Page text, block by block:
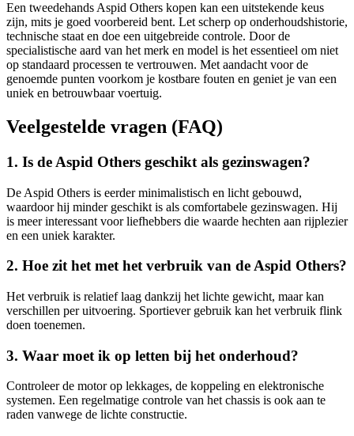
Een tweedehands Aspid Others kopen kan een uitstekende keus
zijn, mits je goed voorbereid bent. Let scherp op onderhoudshistorie,
technische staat en doe een uitgebreide controle. Door de
specialistische aard van het merk en model is het essentieel om niet
op standaard processen te vertrouwen. Met aandacht voor de
genoemde punten voorkom je kostbare fouten en geniet je van een
uniek en betrouwbaar voertuig.
Veelgestelde vragen (FAQ)
1. Is de Aspid Others geschikt als gezinswagen?
De Aspid Others is eerder minimalistisch en licht gebouwd,
waardoor hij minder geschikt is als comfortabele gezinswagen. Hij
is meer interessant voor liefhebbers die waarde hechten aan rijplezier
en een uniek karakter.
2. Hoe zit het met het verbruik van de Aspid Others?
Het verbruik is relatief laag dankzij het lichte gewicht, maar kan
verschillen per uitvoering. Sportiever gebruik kan het verbruik flink
doen toenemen.
3. Waar moet ik op letten bij het onderhoud?
Controleer de motor op lekkages, de koppeling en elektronische
systemen. Een regelmatige controle van het chassis is ook aan te
raden vanwege de lichte constructie.